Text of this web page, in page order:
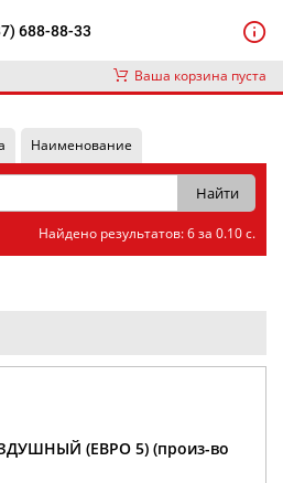
688-88-33
Ваша корзина пуста
Наименование
Найдено результатов: 6 за 0.10 с.
(ЕВРО 5) (произ-во